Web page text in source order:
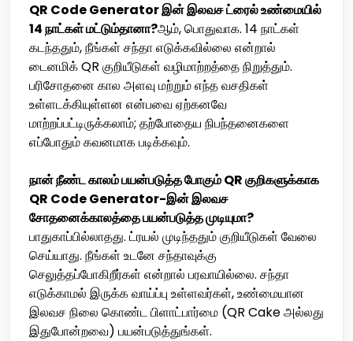
QR Code Generator இன் இலவச ட்ரைல் உண்மையில்
14 நாட்கள் மட்டும்தானா?ஆம், பொதுவாக. 14 நாட்கள்
கடந்ததும், நீங்கள் சந்தா எடுக்கவில்லை என்றால்
டைனமிக் QR குறியீடுகள் வழிமாற்றத்தை நிறுத்தும்.
பரிசோதனை கால அளவு மற்றும் எந்த வசதிகள்
உள்ளடக்கியுள்ளன என்பவை ஏற்கனவே
மாற்றப்பட்டிருக்கலாம்; தற்போதைய நிபந்தனைகளை
எப்போதும் கவனமாக படிக்கவும்.
நான் நீண்ட காலம் பயன்படுத்த போகும் QR குறிகளுக்காக
QR Code Generator-இன் இலவச
சோதனைக்காலத்தை பயன்படுத்த முடியுமா?
பாதுகாப்பில்லாதது. ட்ரயல் முடிந்ததும் குறியீடுகள் வேலை
செய்யாது. நீங்கள் உடனே சந்தாவுக்கு
செலுத்தப்போகிறீர்கள் என்றால் பரவாயில்லை. சந்தா
எடுக்காமல் இருக்க வாய்ப்பு உள்ளவர்கள், உண்மையான
இலவச நிலை கொண்ட பிளாட்பார்மை (QR Cake அல்லது
இதுபோன்றவை) பயன்படுத்துங்கள்.